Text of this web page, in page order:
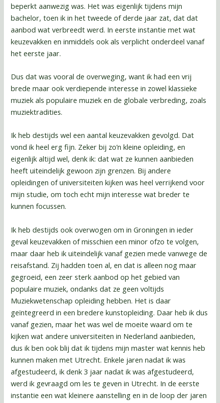
beperkt aanwezig was. Het was eigenlijk tijdens mijn
bachelor, toen ik in het tweede of derde jaar zat, dat dat
aanbod wat verbreedt werd. In eerste instantie met wat
keuzevakken en inmiddels ook als verplicht onderdeel vanaf
het eerste jaar.
Dus dat was vooral de overweging, want ik had een vrij
brede maar ook verdiepende interesse in zowel klassieke
muziek als populaire muziek en de globale verbreding, zoals
muziektradities.
Ik heb destijds wel een aantal keuzevakken gevolgd. Dat
vond ik heel erg fijn. Zeker bij zo’n kleine opleiding, en
eigenlijk altijd wel, denk ik: dat wat ze kunnen aanbieden
heeft uiteindelijk gewoon zijn grenzen. Bij andere
opleidingen of universiteiten kijken was heel verrijkend voor
mijn studie, om toch echt mijn interesse wat breder te
kunnen focussen.
Ik heb destijds ook overwogen om in Groningen in ieder
geval keuzevakken of misschien een minor ofzo te volgen,
maar daar heb ik uiteindelijk vanaf gezien mede vanwege de
reisafstand. Zij hadden toen al, en dat is alleen nog maar
gegroeid, een zeer sterk aanbod op het gebied van
populaire muziek, ondanks dat ze geen voltijds
Muziekwetenschap opleiding hebben. Het is daar
geïntegreerd in een bredere kunstopleiding. Daar heb ik dus
vanaf gezien, maar het was wel de moeite waard om te
kijken wat andere universiteiten in Nederland aanbieden,
dus ik ben ook blij dat ik tijdens mijn master wat kennis heb
kunnen maken met Utrecht. Enkele jaren nadat ik was
afgestudeerd, ik denk 3 jaar nadat ik was afgestudeerd,
werd ik gevraagd om les te geven in Utrecht. In de eerste
instantie een wat kleinere aanstelling en in de loop der jaren